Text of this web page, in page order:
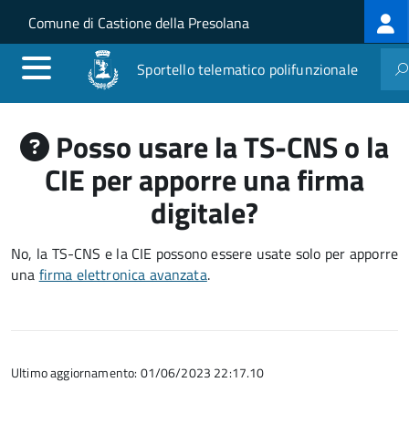
Salta al contenuto principale
Skip to site navigation
Comune di Castione della Presolana
Sportello telematico polifunzionale
Posso usare la TS-CNS o la
CIE per apporre una firma
digitale?
No, la TS-CNS e la CIE possono essere usate solo per apporre
una firma elettronica avanzata.
Ultimo aggiornamento: 01/06/2023 22:17.10